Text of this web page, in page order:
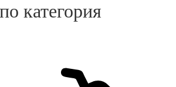
категория